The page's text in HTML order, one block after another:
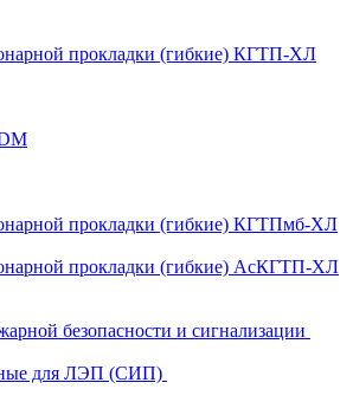
прокладки (гибкие) КГТП-ХЛ
прокладки (гибкие) КГТПмб-ХЛ
прокладки (гибкие) АсКГТП-ХЛ
безопасности и сигнализации
для ЛЭП (СИП)